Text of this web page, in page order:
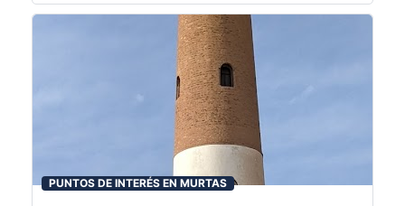
PUNTOS DE INTERÉS EN MURTAS